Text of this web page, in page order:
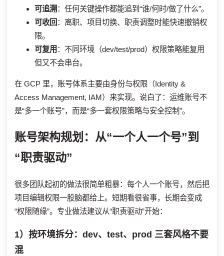
可追溯：任何关键操作都能追到“谁/何时/做了什么”。
可收回 ：离职、项目切换、职责调整时能快速撤销权
限。
可复用 ：不同环境（dev/test/prod）权限策略能复用
但又不会串台。
在 GCP 里，账号体系主要由身份与权限（Identity &
Access Management, IAM）来实现。说白了：运维账号不
是“多一个账号”，而是“多一套权限策略与安全控制”。
账号架构规划：从“一个人一个号”到
“职责驱动”
很多团队起初的做法很简单粗暴：每个人一个账号，然后把
项目编辑权限一股脑都给上。短期看很省事，长期会变成
“权限随缘”。专业做法建议从“职责驱动”开始：
1）按环境拆分：dev、test、prod 三套风格不要
混